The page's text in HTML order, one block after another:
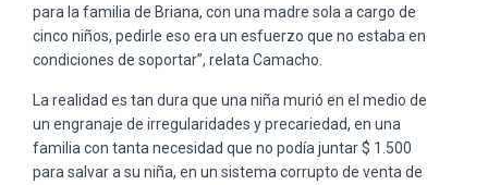
para la familia de Briana, con una madre sola a cargo de
cinco niños, pedirle eso era un esfuerzo que no estaba en
condiciones de soportar”, relata Camacho.
La realidad es tan dura que una niña murió en el medio de
un engranaje de irregularidades y precariedad, en una
familia con tanta necesidad que no podía juntar $ 1.500
para salvar a su niña, en un sistema corrupto de venta de